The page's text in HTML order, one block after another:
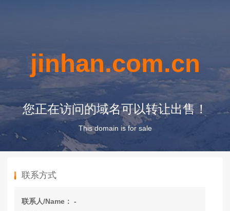
jinhan.com.cn
您正在访问的域名可以转让出售！
This domain is for sale
联系方式
联系人/Name： -